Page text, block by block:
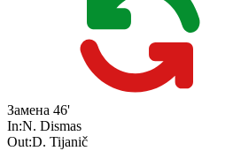
Замена 46'
In:N. Dismas
Out:D. Tijanič